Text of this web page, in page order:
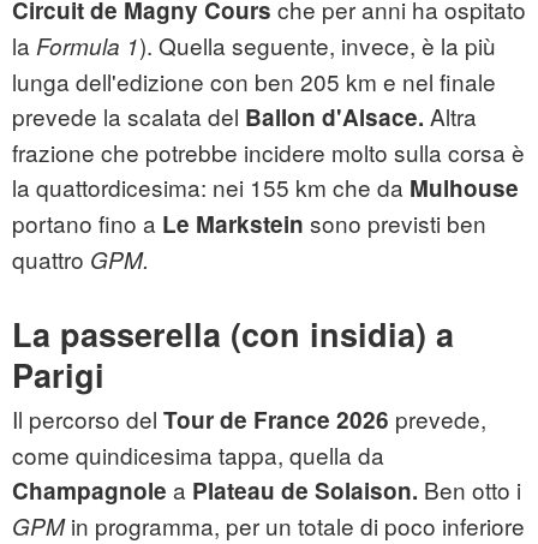
Circuit de Magny Cours che per anni ha ospitato
la Formula 1). Quella seguente, invece, è la più
lunga dell'edizione con ben 205 km e nel finale
prevede la scalata del Ballon d'Alsace. Altra
frazione che potrebbe incidere molto sulla corsa è
la quattordicesima: nei 155 km che da Mulhouse
portano fino a Le Markstein sono previsti ben
quattro GPM.
La passerella (con insidia) a
Parigi
Il percorso del Tour de France 2026 prevede,
come quindicesima tappa, quella da
Champagnole a Plateau de Solaison. Ben otto i
GPMin programma, per un totale di poco inferiore